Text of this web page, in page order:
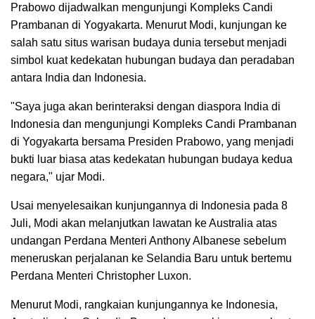
Prabowo dijadwalkan mengunjungi Kompleks Candi
Prambanan di Yogyakarta. Menurut Modi, kunjungan ke
salah satu situs warisan budaya dunia tersebut menjadi
simbol kuat kedekatan hubungan budaya dan peradaban
antara India dan Indonesia.
"Saya juga akan berinteraksi dengan diaspora India di
Indonesia dan mengunjungi Kompleks Candi Prambanan
di Yogyakarta bersama Presiden Prabowo, yang menjadi
bukti luar biasa atas kedekatan hubungan budaya kedua
negara," ujar Modi.
Usai menyelesaikan kunjungannya di Indonesia pada 8
Juli, Modi akan melanjutkan lawatan ke Australia atas
undangan Perdana Menteri Anthony Albanese sebelum
meneruskan perjalanan ke Selandia Baru untuk bertemu
Perdana Menteri Christopher Luxon.
Menurut Modi, rangkaian kunjungannya ke Indonesia,